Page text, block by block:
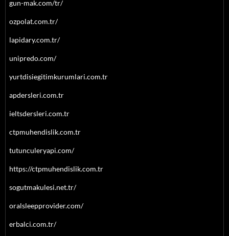
gun-mak.com/tr/
ozpolat.com.tr/
lapidary.com.tr/
unipredo.com/
yurtdisiegitimkurumlari.com.tr
apdersleri.com.tr
ieltsdersleri.com.tr
ctpmuhendislik.com.tr
tutunculeryapi.com/
https://ctpmuhendislik.com.tr
sogutmakulesi.net.tr/
oralsleepprovider.com/
erbalci.com.tr/